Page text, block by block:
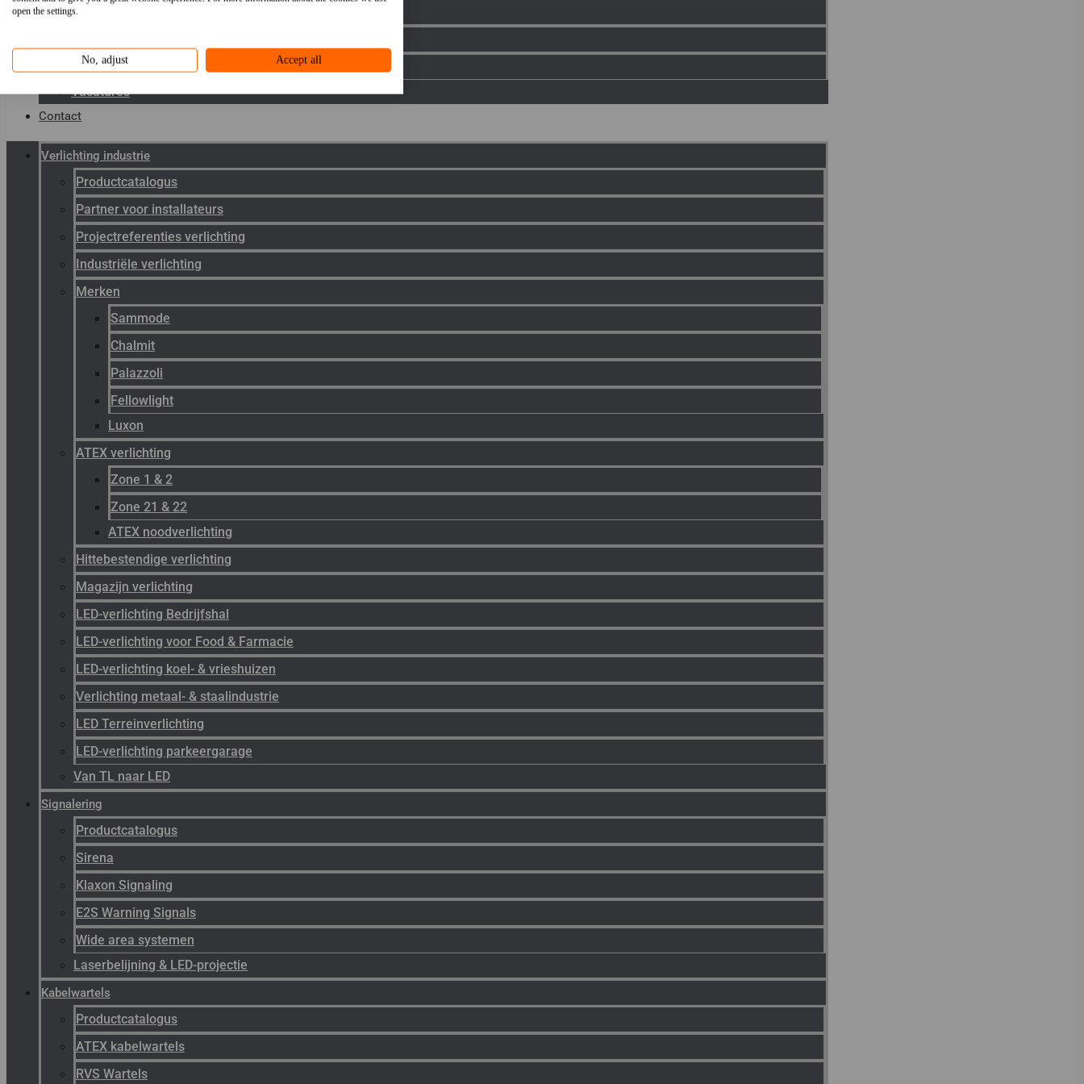
open the settings.
No, adjust Accept all
Toepassingen
Werken bij Gunneman
Vacatures
Contact
Verlichting industrie
Productcatalogus
Partner voor installateurs
Projectreferenties verlichting
Industriële verlichting
Merken
Sammode
Chalmit
Palazzoli
Fellowlight
Luxon
ATEX verlichting
Zone 1 & 2
Zone 21 & 22
ATEX noodverlichting
Hittebestendige verlichting
Magazijn verlichting
LED-verlichting Bedrijfshal
LED-verlichting voor Food & Farmacie
LED-verlichting koel- & vrieshuizen
Verlichting metaal- & staalindustrie
LED Terreinverlichting
LED-verlichting parkeergarage
Van TL naar LED
Signalering
Productcatalogus
Sirena
Klaxon Signaling
E2S Warning Signals
Wide area systemen
Laserbelijning & LED-projectie
Kabelwartels
Productcatalogus
ATEX kabelwartels
RVS Wartels